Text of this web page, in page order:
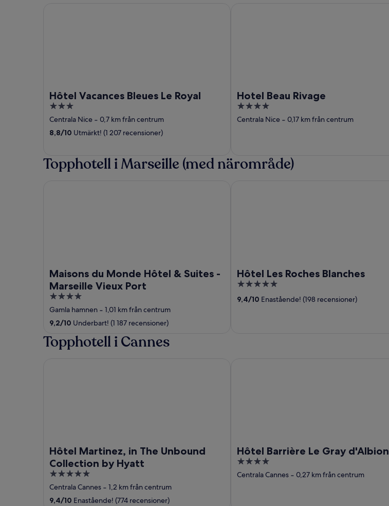
Hôtel Vacances Bleues Le Royal
3
out
of
Centrala Nice ‐ 0,7 km från centrum
8,8/10 Utmärkt! (1 207 recensioner)
Hotel Beau Rivage
4
out
Centrala Nice ‐ 0,17 km från centrum
Topphotell i Marseille (med närområde)
Maisons du Monde Hôtel & Suites -
Marseille Vieux Port
4
out
of
5
Gamla hamnen ‐ 1,01 km från centrum
9,2/10 Underbart! (1 187 recensioner)
Hôtel Les Roches Blanches
5
out
of
9,4/10 Enastående! (198 recensioner)
Topphotell i Cannes
Hôtel Martinez, in The Unbound
Collection by Hyatt
5
out
of
Centrala Cannes ‐ 1,2 km från centrum
9,4/10 Enastående! (774 recensioner)
Hôtel Barrière Le Gray d'Albion
4
out
Centrala Cannes ‐ 0,27 km från centrum